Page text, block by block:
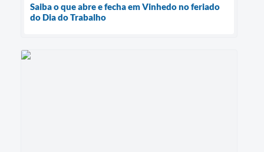
Saiba o que abre e fecha em Vinhedo no feriado
do Dia do Trabalho